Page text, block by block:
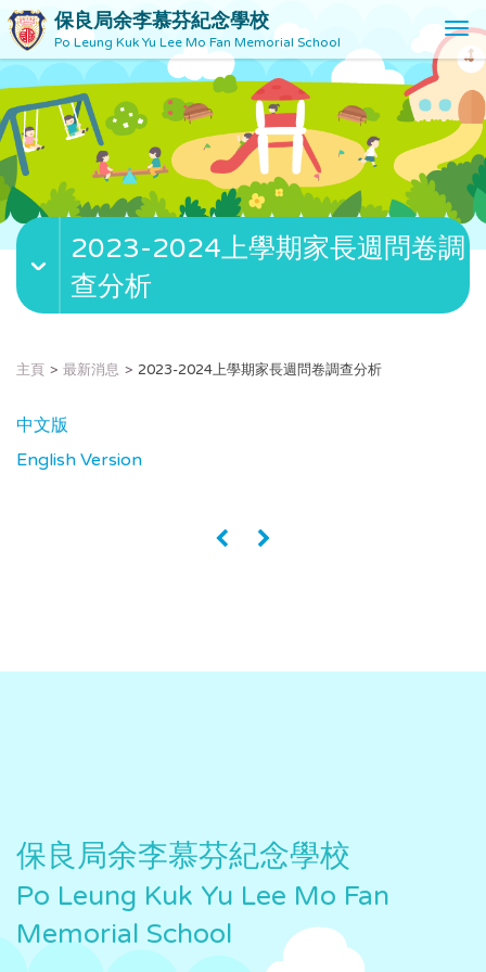
保良局余李慕芬紀念學校
Po Leung Kuk Yu Lee Mo Fan Memorial School
T
o
g
l
e
v
i
2023-2024上學期家長週問卷調
查分析
主頁 最新消息 2023-2024上學期家長週問卷調查分析
中文版
English Version
« »
保良局余李慕芬紀念學校
Po Leung Kuk Yu Lee Mo Fan
Memorial School